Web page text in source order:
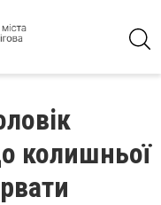
колишньої